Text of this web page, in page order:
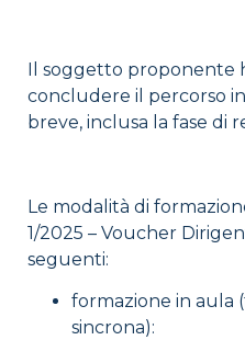
Il soggetto proponente
concludere il percorso
breve, inclusa la fase di
Le modalità di
1/2025 – Voucher
seguenti:
formazione in aula
sincrona):